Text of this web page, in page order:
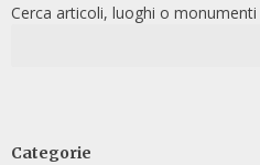
Cerca articoli, luoghi o monumenti
Categorie